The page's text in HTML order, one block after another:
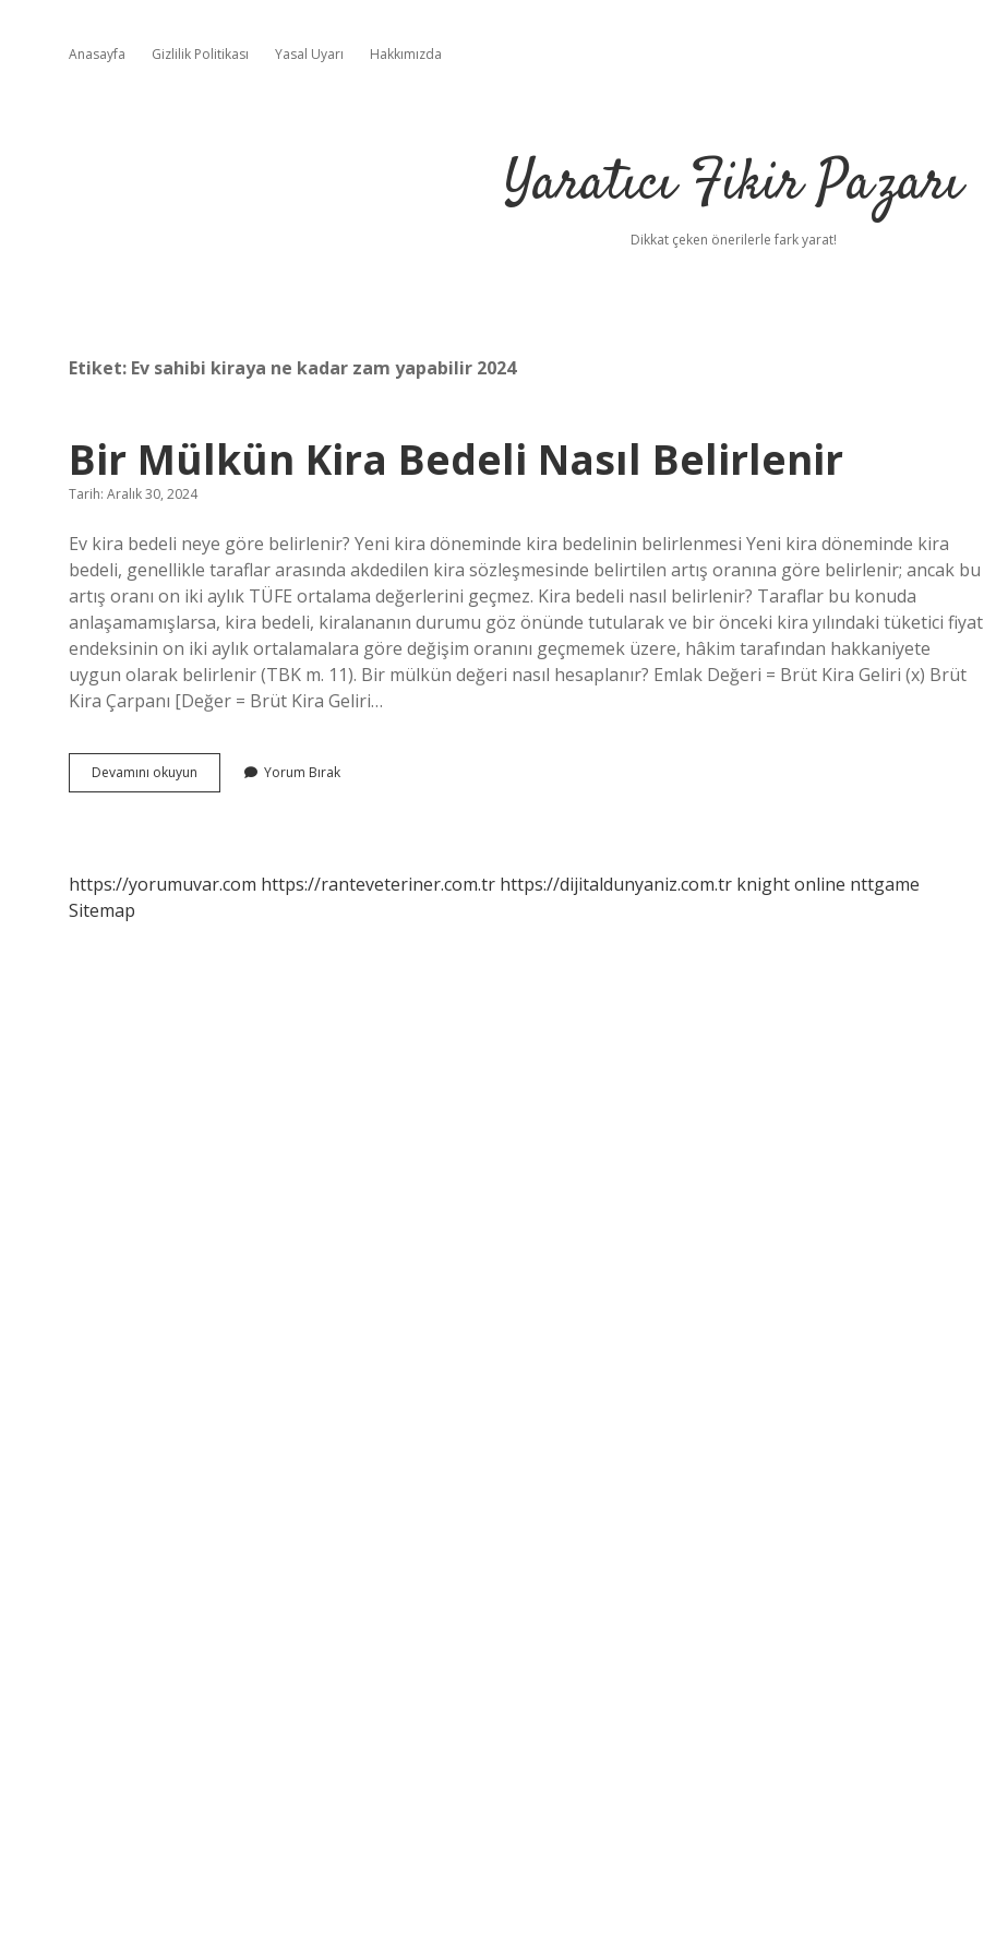
Anasayfa Gizlilik Politikası Yasal Uyarı Hakkımızda
Yaratıcı Fikir Pazarı
Dikkat çeken önerilerle fark yarat!
Etiket: Ev sahibi kiraya ne kadar zam yapabilir 2024
Bir Mülkün Kira Bedeli Nasıl Belirlenir
Tarih: Aralık 30, 2024
Ev kira bedeli neye göre belirlenir? Yeni kira döneminde kira bedelinin belirlenmesi Yeni kira döneminde kira
bedeli, genellikle taraflar arasında akdedilen kira sözleşmesinde belirtilen artış oranına göre belirlenir; ancak bu
artış oranı on iki aylık TÜFE ortalama değerlerini geçmez. Kira bedeli nasıl belirlenir? Taraflar bu konuda
anlaşamamışlarsa, kira bedeli, kiralananın durumu göz önünde tutularak ve bir önceki kira yılındaki tüketici fiyat
endeksinin on iki aylık ortalamalara göre değişim oranını geçmemek üzere, hâkim tarafından hakkaniyete
uygun olarak belirlenir (TBK m. 11). Bir mülkün değeri nasıl hesaplanır? Emlak Değeri = Brüt Kira Geliri (x) Brüt
Kira Çarpanı [Değer = Brüt Kira Geliri…
Devamını okuyun
Mülkün
Yorum Bırak
https://yorumuvar.com https://ranteveteriner.com.tr https://dijitaldunyaniz.com.tr knight online nttgame
Sitemap